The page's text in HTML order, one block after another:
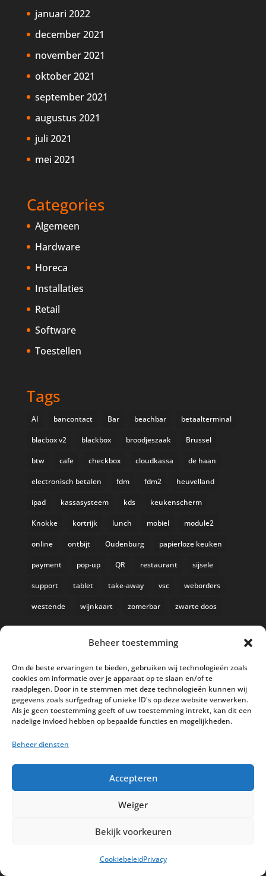
Beheer toestemming
Om de beste ervaringen te bieden, gebruiken wij technologieën zoals
cookies om informatie over je apparaat op te slaan en/of te
raadplegen. Door in te stemmen met deze technologieën kunnen wij
gegevens zoals surfgedrag of unieke ID's op deze website verwerken.
Als je geen toestemming geeft of uw toestemming intrekt, kan dit een
nadelige invloed hebben op bepaalde functies en mogelijkheden.
Beheer diensten
Accepteren
Weiger
Bekijk voorkeuren
CookiebeleidPrivacy
januari 2022
december 2021
november 2021
oktober 2021
september 2021
augustus 2021
juli 2021
mei 2021
Categories
Algemeen
Hardware
Horeca
Installaties
Retail
Software
Toestellen
Tags
AI bancontact Bar beachbar betaalterminal
blacbox v2 blackbox broodjeszaak Brussel
btw cafe checkbox cloudkassa de haan
electronisch betalen fdm fdm2 heuvelland
ipad kassasysteem kds keukenscherm
Knokke kortrijk lunch mobiel module2
online ontbijt Oudenburg papierloze keuken
payment pop-up QR restaurant sijsele
support tablet take-away vsc weborders
westende wijnkaart zomerbar zwarte doos
AI in de Horeca kassawereld
Bestel nu nog aan de 2025 prijzen
Safran Palace start met nieuw
Privacy